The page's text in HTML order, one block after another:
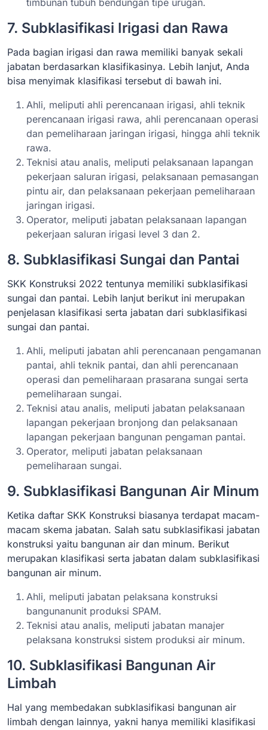
timbunan tubuh bendungan tipe urugan.
7. Subklasifikasi Irigasi dan Rawa
Pada bagian irigasi dan rawa memiliki banyak sekali
jabatan berdasarkan klasifikasinya. Lebih lanjut, Anda
bisa menyimak klasifikasi tersebut di bawah ini.
Ahli, meliputi ahli perencanaan irigasi, ahli teknik
perencanaan irigasi rawa, ahli perencanaan operasi
dan pemeliharaan jaringan irigasi, hingga ahli teknik
rawa.
Teknisi atau analis, meliputi pelaksanaan lapangan
pekerjaan saluran irigasi, pelaksanaan pemasangan
pintu air, dan pelaksanaan pekerjaan pemeliharaan
jaringan irigasi.
Operator, meliputi jabatan pelaksanaan lapangan
pekerjaan saluran irigasi level 3 dan 2.
8. Subklasifikasi Sungai dan Pantai
SKK Konstruksi 2022 tentunya memiliki subklasifikasi
sungai dan pantai. Lebih lanjut berikut ini merupakan
penjelasan klasifikasi serta jabatan dari subklasifikasi
sungai dan pantai.
Ahli, meliputi jabatan ahli perencanaan pengamanan
pantai, ahli teknik pantai, dan ahli perencanaan
operasi dan pemeliharaan prasarana sungai serta
pemeliharaan sungai.
Teknisi atau analis, meliputi jabatan pelaksanaan
lapangan pekerjaan bronjong dan pelaksanaan
lapangan pekerjaan bangunan pengaman pantai.
Operator, meliputi jabatan pelaksanaan
pemeliharaan sungai.
9. Subklasifikasi Bangunan Air Minum
Ketika daftar SKK Konstruksi biasanya terdapat macam-
macam skema jabatan. Salah satu subklasifikasi jabatan
konstruksi yaitu bangunan air dan minum. Berikut
merupakan klasifikasi serta jabatan dalam subklasifikasi
bangunan air minum.
Ahli, meliputi jabatan pelaksana konstruksi
bangunanunit produksi SPAM.
Teknisi atau analis, meliputi jabatan manajer
pelaksana konstruksi sistem produksi air minum.
10. Subklasifikasi Bangunan Air
Limbah
Hal yang membedakan subklasifikasi bangunan air
limbah dengan lainnya, yakni hanya memiliki klasifikasi